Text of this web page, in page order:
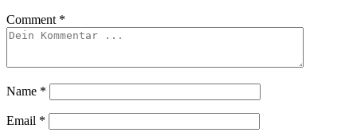
Comment *
Name *
Email *